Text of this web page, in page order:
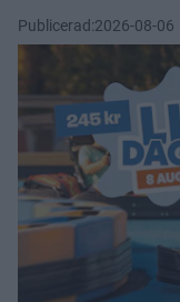
Publicerad:2026-08-06